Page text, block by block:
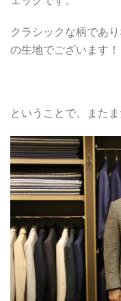
クラシックな柄であ
の生地でございます！
ということで、また